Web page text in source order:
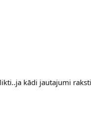
kādi jautajumi